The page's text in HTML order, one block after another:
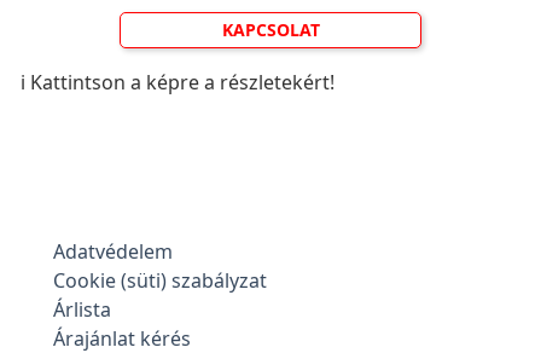
KAPCSOLAT
ℹ️ Kattintson a képre a részletekért!
Adatvédelem
Cookie (süti) szabályzat
Árlista
Árajánlat kérés